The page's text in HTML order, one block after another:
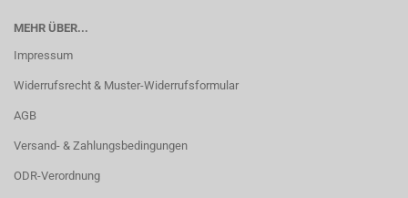
MEHR ÜBER...
Impressum
Widerrufsrecht & Muster-Widerrufsformular
AGB
Versand- & Zahlungsbedingungen
ODR-Verordnung